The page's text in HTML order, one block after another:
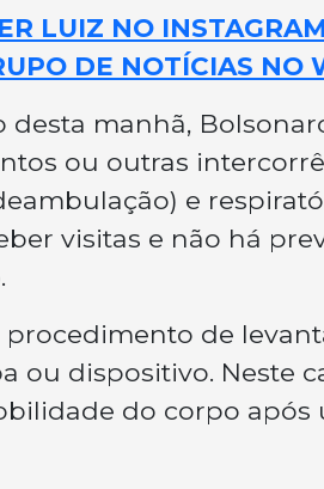
LUIZ NO
DE NOTÍCIAS NO
manhã,
ou outras
e
visitas e não há
procedimento de
ou dispositivo. Neste
do corpo após